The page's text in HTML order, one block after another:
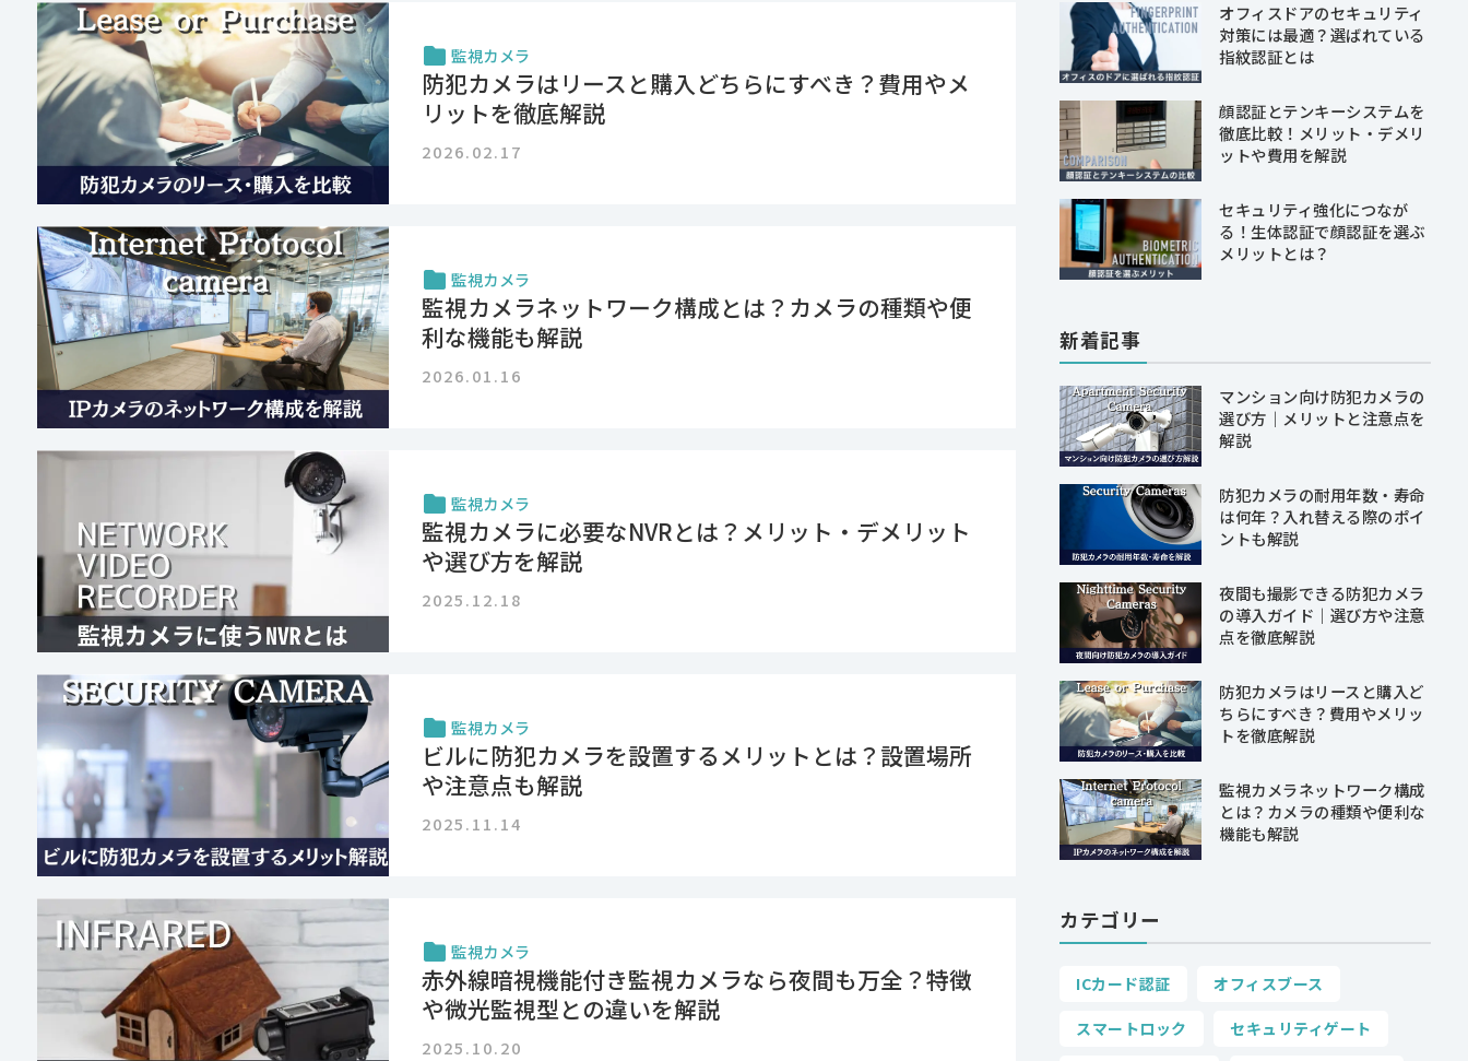
監視カメラ
防犯カメラはリースと購入どちらにすべき？費用やメ
リットを徹底解説
2026.02.17
監視カメラ
監視カメラネットワーク構成とは？カメラの種類や便
利な機能も解説
2026.01.16
監視カメラ
監視カメラに必要なNVRとは？メリット・デメリット
や選び方を解説
2025.12.18
監視カメラ
ビルに防犯カメラを設置するメリットとは？設置場所
や注意点も解説
2025.11.14
監視カメラ
赤外線暗視機能付き監視カメラなら夜間も万全？特徴
や微光監視型との違いを解説
2025.10.20
オフィスドアのセキュリティ
対策には最適？選ばれている
指紋認証とは
顔認証とテンキーシステムを
徹底比較！メリット・デメリ
ットや費用を解説
セキュリティ強化につなが
る！生体認証で顔認証を選ぶ
メリットとは？
新着記事
マンション向け防犯カメラの
選び方｜メリットと注意点を
解説
防犯カメラの耐用年数・寿命
は何年？入れ替える際のポイ
ントも解説
夜間も撮影できる防犯カメラ
の導入ガイド｜選び方や注意
点を徹底解説
防犯カメラはリースと購入ど
ちらにすべき？費用やメリッ
トを徹底解説
監視カメラネットワーク構成
とは？カメラの種類や便利な
機能も解説
カテゴリー
ICカード認証 オフィスブース
スマートロック セキュリティゲート